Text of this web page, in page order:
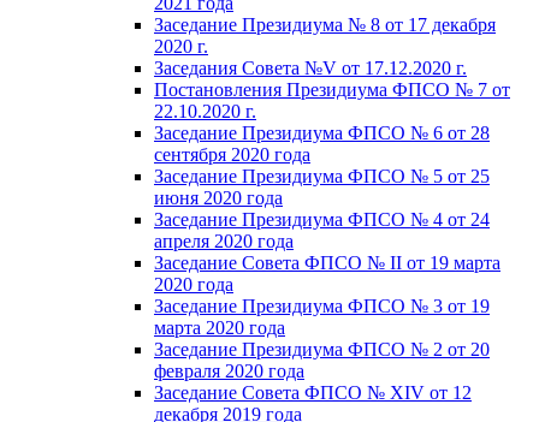
Заседание Президиума № 8 от 17 декабря
2020 г.
Заседания Совета №V от 17.12.2020 г.
Постановления Президиума ФПСО № 7 от
22.10.2020 г.
Заседание Президиума ФПСО № 6 от 28
сентября 2020 года
Заседание Президиума ФПСО № 5 от 25
июня 2020 года
Заседание Президиума ФПСО № 4 от 24
апреля 2020 года
Заседание Совета ФПСО № II от 19 марта
2020 года
Заседание Президиума ФПСО № 3 от 19
марта 2020 года
Заседание Президиума ФПСО № 2 от 20
февраля 2020 года
Заседание Совета ФПСО № XIV от 12
декабря 2019 года